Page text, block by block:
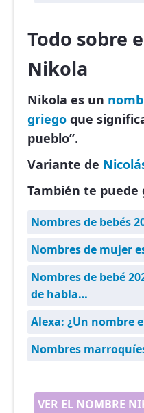
Todo sobre
Nikola
Nikola es un
griego que
pueblo”.
Variante de
También te puede
Nombres de bebés
Nombres de mujer
Nombres de bebé
de habla…
Alexa: ¿Un nombre
Nombres
VER EL NOMBRE